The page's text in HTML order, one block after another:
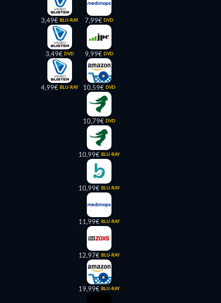
3,49€ BLU-RAY
3,49€ DVD
4,99€ BLU-RAY
7,99€ DVD
9,99€ DVD
10,59€ DVD
10,79€ DVD
10,99€ BLU-RAY
10,99€ BLU-RAY
11,99€ BLU-RAY
12,97€ BLU-RAY
19,99€ BLU-RAY